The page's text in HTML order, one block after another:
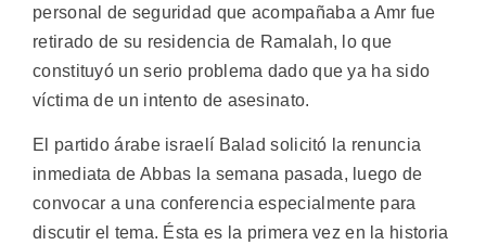
personal de seguridad que acompañaba a Amr fue
retirado de su residencia de Ramalah, lo que
constituyó un serio problema dado que ya ha sido
víctima de un intento de asesinato.
El partido árabe israelí Balad solicitó la renuncia
inmediata de Abbas la semana pasada, luego de
convocar a una conferencia especialmente para
discutir el tema. Ésta es la primera vez en la historia